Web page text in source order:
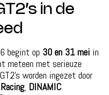
in de
begint op 30 en 31 mei in
meteen met serieuze
worden ingezet door
, DINAMIC